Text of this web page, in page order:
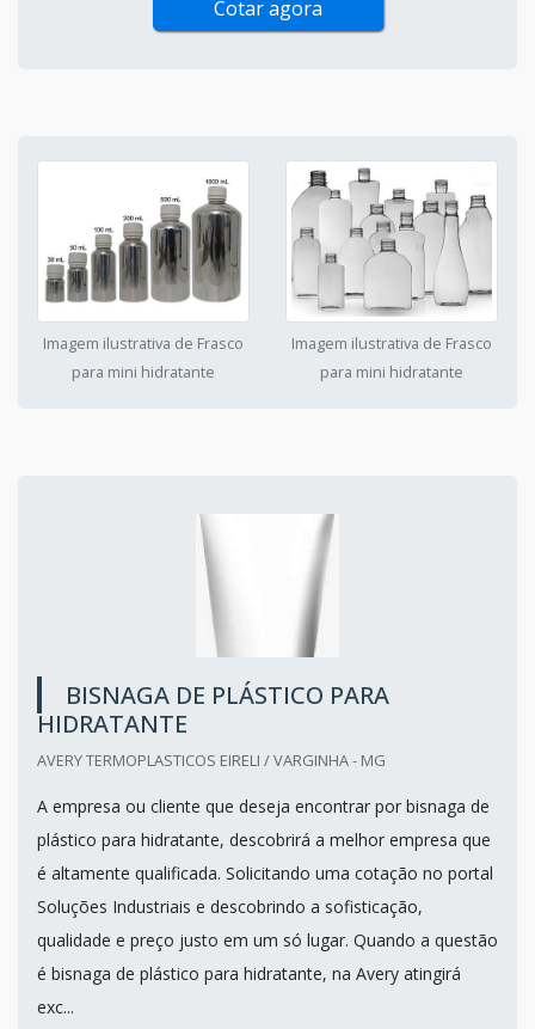
Cotar agora
Imagem ilustrativa de Frasco
para mini hidratante
Imagem ilustrativa de Frasco
para mini hidratante
BISNAGA DE PLÁSTICO PARA
HIDRATANTE
AVERY TERMOPLASTICOS EIRELI / VARGINHA - MG
A empresa ou cliente que deseja encontrar por bisnaga de
plástico para hidratante, descobrirá a melhor empresa que
é altamente qualificada. Solicitando uma cotação no portal
Soluções Industriais e descobrindo a sofisticação,
qualidade e preço justo em um só lugar. Quando a questão
é bisnaga de plástico para hidratante, na Avery atingirá
exc...